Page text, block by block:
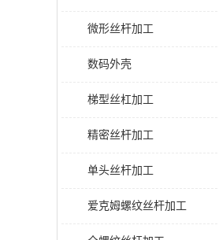
微形丝杆加工
数码外壳
梯型丝杠加工
精密丝杆加工
单头丝杆加工
爱克姆螺纹丝杆加工